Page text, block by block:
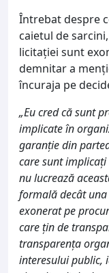
Întrebat despre
caietul de
licitației sunt
demnitar a
încuraja pe
„Eu cred că sunt
implicate în
garanție din
care sunt implicați
nu lucrează
formală decât
exonerat pe
care țin de
transparența
interesului public,